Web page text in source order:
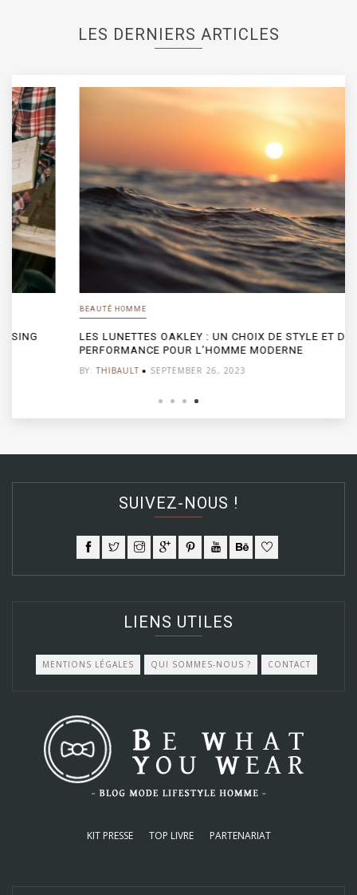
LES DERNIERS ARTICLES
BEAUTÉ HOMME
LES LUNETTES OAKLEY : UN CHOIX DE STYLE ET DE
PERFORMANCE POUR L’HOMME MODERNE
THIBAULT SEPTEMBER 26, 2023
SUIVEZ-NOUS !
LIENS UTILES
MENTIONS LÉGALES QUI SOMMES-NOUS ? CONTACT
KIT PRESSE TOP LIVRE PARTENARIAT